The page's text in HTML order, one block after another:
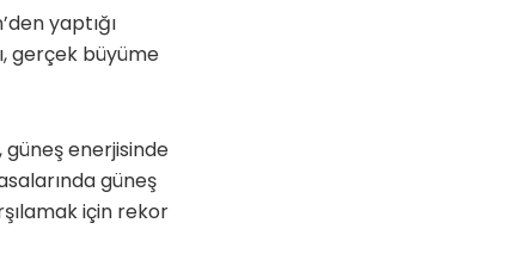
yaptığı
gerçek büyüme
güneş enerjisinde
güneş
için rekor